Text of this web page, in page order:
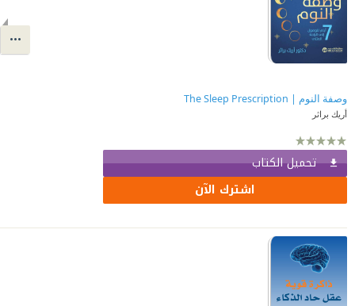
وصفة النوم | ‎The Sleep Prescription
أريك براثر
تحميل الكتاب
اشترك الآن